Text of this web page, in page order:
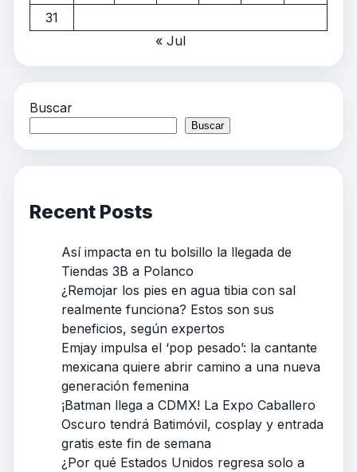
31
« Jul
Buscar
Buscar
Recent Posts
Así impacta en tu bolsillo la llegada de
Tiendas 3B a Polanco
¿Remojar los pies en agua tibia con sal
realmente funciona? Estos son sus
beneficios, según expertos
Emjay impulsa el ‘pop pesado’: la cantante
mexicana quiere abrir camino a una nueva
generación femenina
¡Batman llega a CDMX! La Expo Caballero
Oscuro tendrá Batimóvil, cosplay y entrada
gratis este fin de semana
¿Por qué Estados Unidos regresa solo a